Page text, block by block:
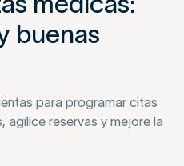
buenas
para programar citas
agilice reservas y mejore la